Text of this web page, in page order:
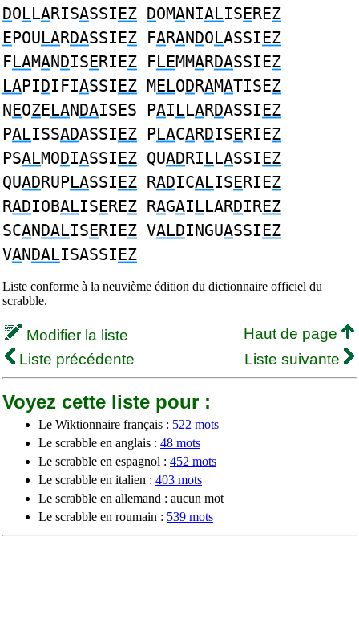
DOLLARISASSIEZ DOMANIALISEREZ
EPOULARDASSIEZ FARANDOLASSIEZ
FLAMANDISERIEZ FLEMMARDASSIEZ
LAPIDIFIASSIEZ MELODRAMATISEZ
NEOZELANDAISES PAILLARDASSIEZ
PALISSADASSIEZ PLACARDISERIEZ
PSALMODIASSIEZ QUADRILLASSIEZ
QUADRUPLASSIEZ RADICALISERIEZ
RADIOBALISEREZ RAGAILLARDIREZ
SCANDALISERIEZ VALDINGUASSIEZ
VANDALISASSIEZ
Liste conforme à la neuvième édition du dictionnaire officiel du
scrabble.
Modifier la liste
Haut de page
Liste précédente
Liste suivante
Voyez cette liste pour :
Le Wiktionnaire français : 522 mots
Le scrabble en anglais : 48 mots
Le scrabble en espagnol : 452 mots
Le scrabble en italien : 403 mots
Le scrabble en allemand : aucun mot
Le scrabble en roumain : 539 mots